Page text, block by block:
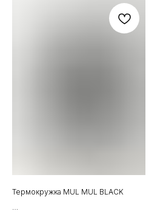
Термокружка MUL MUL BLACK